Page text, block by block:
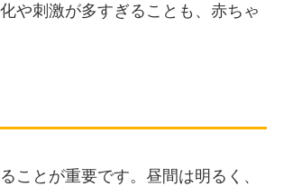
や刺激が多すぎることも、赤ちゃ
ことが重要です。昼間は明るく、